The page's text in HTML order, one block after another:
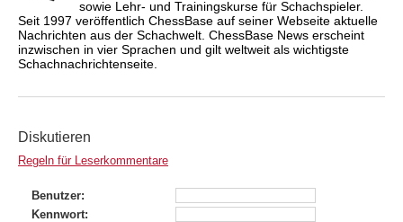
sowie Lehr- und Trainingskurse für Schachspieler.
Seit 1997 veröffentlich ChessBase auf seiner Webseite aktuelle
Nachrichten aus der Schachwelt. ChessBase News erscheint
inzwischen in vier Sprachen und gilt weltweit als wichtigste
Schachnachrichtenseite.
Diskutieren
Regeln für Leserkommentare
Benutzer
Kennwort